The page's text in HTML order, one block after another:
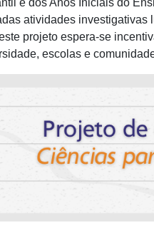
e dos Anos Iniciais do
atividades
projeto espera-se
escolas e